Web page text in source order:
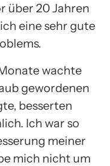
über 20 Jahren
eine sehr gute
wachte
gewordenen
besserten
Ich war so
meiner
mich nicht um